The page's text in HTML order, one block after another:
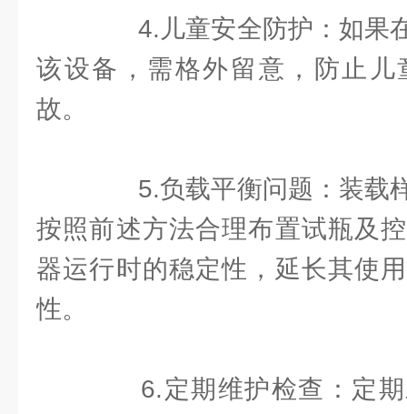
4.儿童安全防护：如果
该设备，需格外留意，防止儿
故。
5.负载平衡问题：装载
按照前述方法合理布置试瓶及
器运行时的稳定性，延长其使
性。
6.定期维护检查：定期